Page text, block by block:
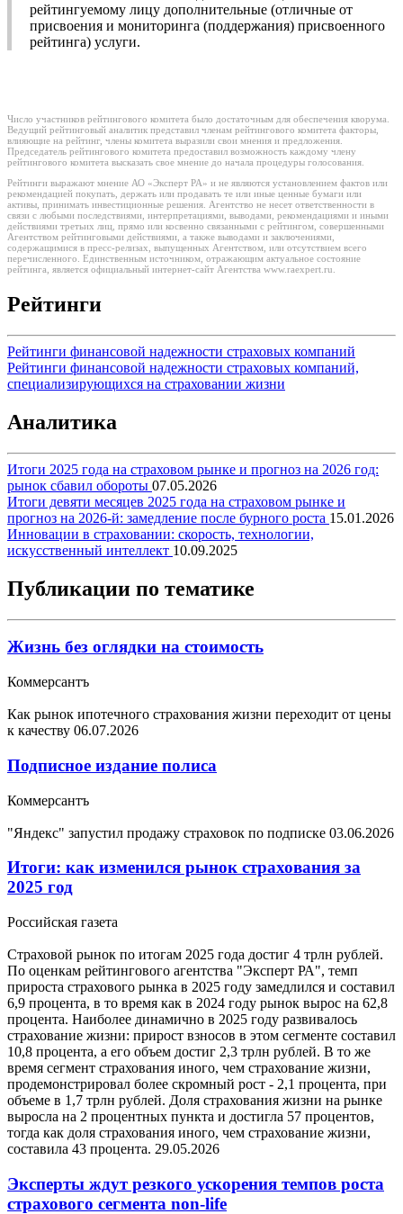
рейтингуемому лицу дополнительные (отличные от
присвоения и мониторинга (поддержания) присвоенного
рейтинга) услуги.
Число участников рейтингового комитета было достаточным для обеспечения кворума.
Ведущий рейтинговый аналитик представил членам рейтингового комитета факторы,
влияющие на рейтинг, члены комитета выразили свои мнения и предложения.
Председатель рейтингового комитета предоставил возможность каждому члену
рейтингового комитета высказать свое мнение до начала процедуры голосования.
Рейтинги выражают мнение АО «Эксперт РА» и не являются установлением фактов или
рекомендацией покупать, держать или продавать те или иные ценные бумаги или
активы, принимать инвестиционные решения. Агентство не несет ответственности в
связи с любыми последствиями, интерпретациями, выводами, рекомендациями и иными
действиями третьих лиц, прямо или косвенно связанными с рейтингом, совершенными
Агентством рейтинговыми действиями, а также выводами и заключениями,
содержащимися в пресс-релизах, выпущенных Агентством, или отсутствием всего
перечисленного. Единственным источником, отражающим актуальное состояние
рейтинга, является официальный интернет-сайт Агентства www.raexpert.ru.
Рейтинги
Рейтинги финансовой надежности страховых компаний
Рейтинги финансовой надежности страховых компаний,
специализирующихся на страховании жизни
Аналитика
Итоги 2025 года на страховом рынке и прогноз на 2026 год:
рынок сбавил обороты 07.05.2026
Итоги девяти месяцев 2025 года на страховом рынке и
прогноз на 2026-й: замедление после бурного роста 15.01.2026
Инновации в страховании: скорость, технологии,
искусственный интеллект 10.09.2025
Публикации по тематике
Жизнь без оглядки на стоимость
Коммерсантъ
Как рынок ипотечного страхования жизни переходит от цены
к качеству 06.07.2026
Подписное издание полиса
Коммерсантъ
"Яндекс" запустил продажу страховок по подписке 03.06.2026
Итоги: как изменился рынок страхования за
2025 год
Российская газета
Страховой рынок по итогам 2025 года достиг 4 трлн рублей.
По оценкам рейтингового агентства "Эксперт РА", темп
прироста страхового рынка в 2025 году замедлился и составил
6,9 процента, в то время как в 2024 году рынок вырос на 62,8
процента. Наиболее динамично в 2025 году развивалось
страхование жизни: прирост взносов в этом сегменте составил
10,8 процента, а его объем достиг 2,3 трлн рублей. В то же
время сегмент страхования иного, чем страхование жизни,
продемонстрировал более скромный рост - 2,1 процента, при
объеме в 1,7 трлн рублей. Доля страхования жизни на рынке
выросла на 2 процентных пункта и достигла 57 процентов,
тогда как доля страхования иного, чем страхование жизни,
составила 43 процента. 29.05.2026
Эксперты ждут резкого ускорения темпов роста
страхового сегмента non-life